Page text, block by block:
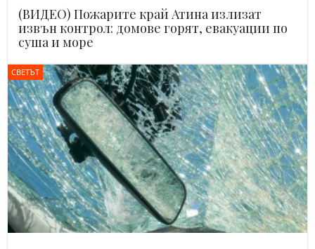
(ВИДЕО) Пожарите край Атина излизат
извън контрол: домове горят, евакуации по
суша и море
СВЕТЪТ